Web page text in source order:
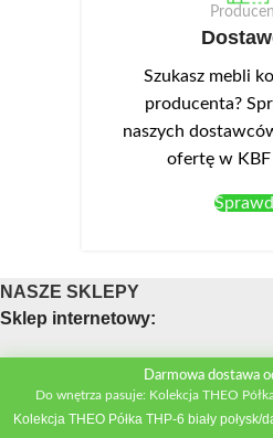
Szukasz mebli
producenta?
naszych
ofertę w
NASZE SKLEPY
Sklep internetowy:
Obsługa telefoniczna sklepu
Telefon:+48 533 312 041
Darmowa dostawa
Do wnętrza pasuje: Kolekcja THEO
Kolekcja THEO Półka THP-6 biały połysk/